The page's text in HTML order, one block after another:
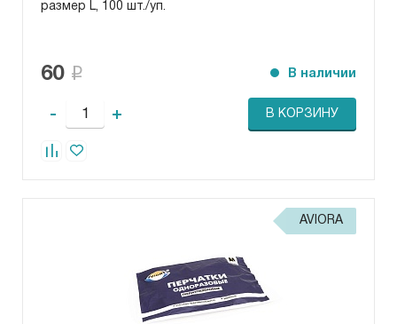
размер L, 100 шт./уп.
60 В наличии
- + В КОРЗИНУ
AVIORA